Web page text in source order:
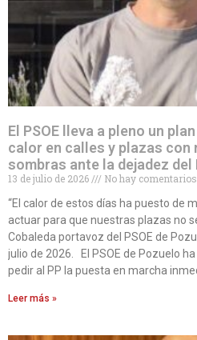
El PSOE lleva a pleno un
calor en calles y plazas con
sombras ante la dejadez del
13 de julio de 2026
No hay comentarios
“El calor de estos días ha puesto de
actuar para que nuestras plazas no
Cobaleda portavoz del PSOE de
julio de 2026. El PSOE de Pozuelo
pedir al PP la puesta en marcha
Leer más »